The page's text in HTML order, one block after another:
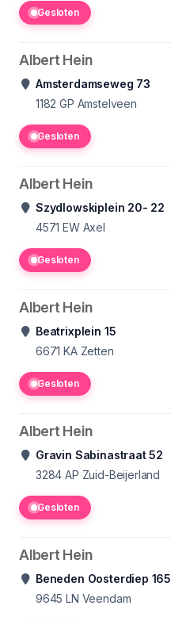
Gesloten
Albert Hein
Amsterdamseweg 73
1182 GP Amstelveen
Gesloten
Albert Hein
Szydlowskiplein 20- 22
4571 EW Axel
Gesloten
Albert Hein
Beatrixplein 15
6671 KA Zetten
Gesloten
Albert Hein
Gravin Sabinastraat 52
3284 AP Zuid-Beijerland
Gesloten
Albert Hein
Beneden Oosterdiep 165
9645 LN Veendam